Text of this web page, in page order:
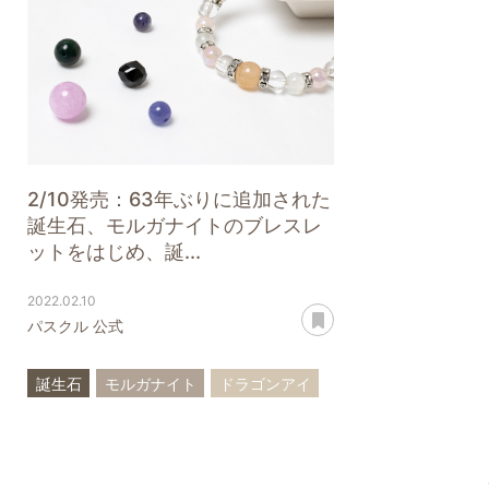
2/10発売：63年ぶりに追加された
誕生石、モルガナイトのブレスレ
ットをはじめ、誕...
2022.02.10
パスクル 公式
誕生石 モルガナイト
ドラゴンアイ